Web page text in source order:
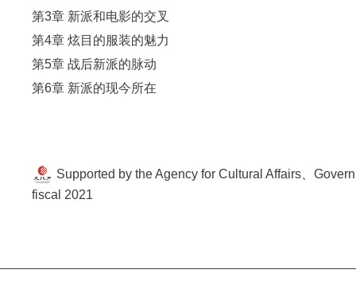
第3章 新派和电影的交叉
第4章 炫目的服装的魅力
第5章 战后新派的脉动
第6章 新派的现今所在
Supported by the Agency for Cultural Affairs、
fiscal 2021